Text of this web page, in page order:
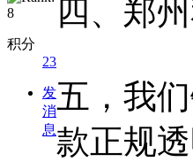
积分
23
发
消
息
四、郑
五，我
款正规透